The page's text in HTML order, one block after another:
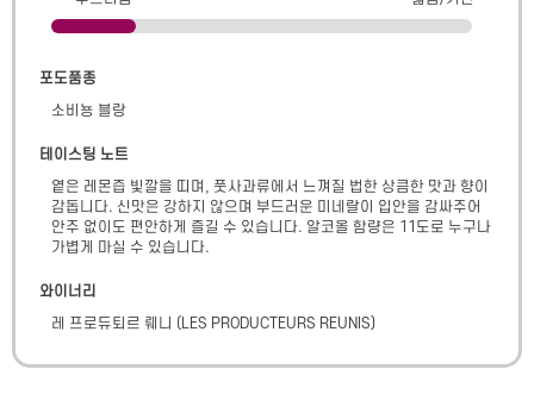
포도품종
소비뇽 블랑
테이스팅 노트
옅은 레몬즙 빛깔을 띠며, 풋사과류에서 느껴질 법한 상큼한 맛과 향이
감돕니다. 신맛은 강하지 않으며 부드러운 미네랄이 입안을 감싸주어
안주 없이도 편안하게 즐길 수 있습니다. 알코올 함량은 11도로 누구나
가볍게 마실 수 있습니다.
와이너리
레 프로듀퇴르 뤠니 ( LES PRODUCTEURS REUNIS)